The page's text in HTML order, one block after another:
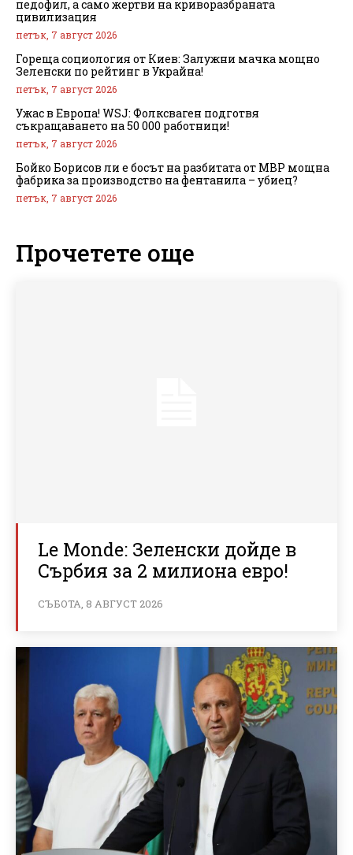
педофил, а само жертви на криворазбраната
цивилизация
петък, 7 август 2026
Гореща социология от Киев: Залужни мачка мощно
Зеленски по рейтинг в Украйна!
петък, 7 август 2026
Ужас в Европа! WSJ: Фолксваген подготвя
съкращаването на 50 000 работници!
петък, 7 август 2026
Бойко Борисов ли е босът на разбитата от МВР мощна
фабрика за производство на фентанила – убиец?
петък, 7 август 2026
Прочетете още
Le Monde: Зеленски дойде в
Сърбия за 2 милиона евро!
СЪБОТА, 8 АВГУСТ 2026